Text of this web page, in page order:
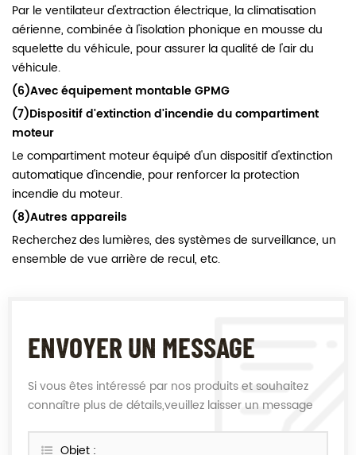
Par le ventilateur d'extraction électrique, la climatisation
aérienne, combinée à l'isolation phonique en mousse du
squelette du véhicule, pour assurer la qualité de l'air du
véhicule.
(6)Avec équipement montable GPMG
(7)Dispositif d'extinction d'incendie du compartiment
moteur
Le compartiment moteur équipé d'un dispositif d'extinction
automatique d'incendie, pour renforcer la protection
incendie du moteur.
(8)Autres appareils
Recherchez des lumières, des systèmes de surveillance, un
ensemble de vue arrière de recul, etc.
ENVOYER UN MESSAGE
Si vous êtes intéressé par nos produits et souhaitez
connaître plus de détails,veuillez laisser un message
Objet :